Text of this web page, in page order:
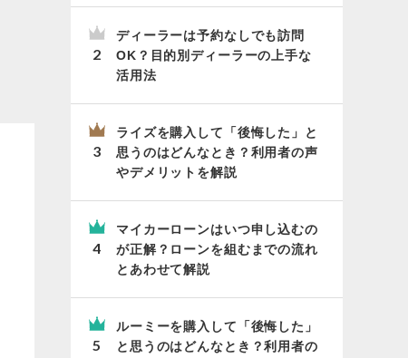
ディーラーは予約なしでも訪問
OK？目的別ディーラーの上手な
活用法
ライズを購入して「後悔した」と
思うのはどんなとき？利用者の声
やデメリットを解説
マイカーローンはいつ申し込むの
が正解？ローンを組むまでの流れ
とあわせて解説
ルーミーを購入して「後悔した」
と思うのはどんなとき？利用者の